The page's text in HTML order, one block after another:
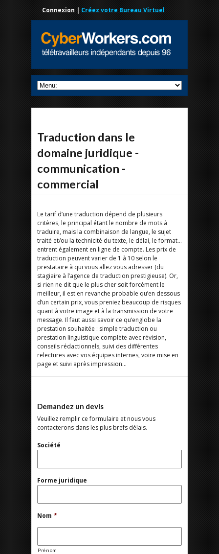
Connexion | Créez votre Bureau Virtuel
Traduction dans le
domaine juridique -
communication -
commercial
Le tarif d’une traduction dépend de plusieurs
critères, le principal étant le nombre de mots à
traduire, mais la combinaison de langue, le sujet
traité et/ou la technicité du texte, le délai, le format…
entrent également en ligne de compte. Les prix de
traduction peuvent varier de 1 à 10 selon le
prestataire à qui vous allez vous adresser (du
stagiaire à l’agence de traduction prestigieuse). Or,
si rien ne dit que le plus cher soit forcément le
meilleur, il est en revanche probable qu’en dessous
d’un certain prix, vous preniez beaucoup de risques
quant à votre image et à la transmission de votre
message. Il faut aussi savoir ce qu’englobe la
prestation souhaitée : simple traduction ou
prestation linguistique complète avec révision,
conseils rédactionnels, suivi des différentes
relectures avec vos équipes internes, voire mise en
page et suivi après impression…
Demandez un devis
Veuillez remplir ce formulaire et nous vous
contacterons dans les plus brefs délais.
Société
Forme juridique
Nom *
Prénom